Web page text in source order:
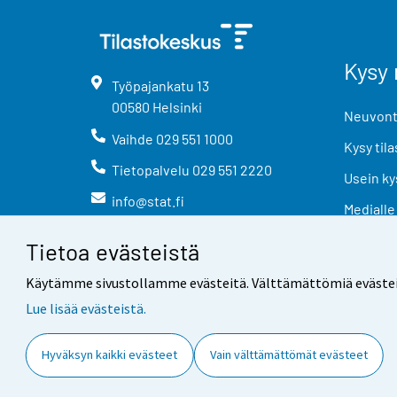
Tietoa evästeistä
Käytämme sivustollamme evästeitä. Välttämättömiä
Lue lisää evästeistä.
Hyväksyn kaikki evästeet Vain välttämättömät evästeet
Työpajankatu 13
00580 Helsinki
Vaihde 029 551 1000
Tietopalvelu 029 551 2220
info@stat.fi
Kysy
Usein
Medialle
Yhteystiedot Palaute